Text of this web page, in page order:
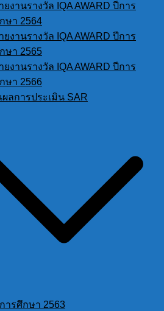
ยงานรางวัล IQA AWARD ปีการ
ษา 2564
ยงานรางวัล IQA AWARD ปีการ
ษา 2565
ยงานรางวัล IQA AWARD ปีการ
ษา 2566
ผลการประเมิน SAR
ารศึกษา 2563